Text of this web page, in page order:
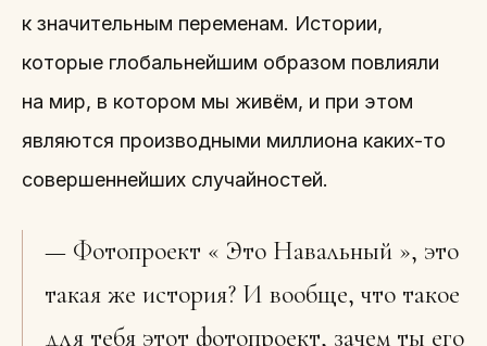
к значительным переменам. Истории,
которые глобальнейшим образом повлияли
на мир, в котором мы живём, и при этом
являются производными миллиона каких-то
совершеннейших случайностей.
— Фотопроект « Это Навальный », это
такая же история? И вообще, что такое
для тебя этот фотопроект, зачем ты его